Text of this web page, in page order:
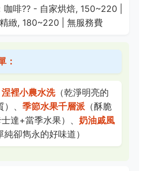
咖啡?? - 自家烘焙, 150~220 |
緻, 180~220 | 無服務費
：
裡小農水洗（乾淨明亮的
、 季節水果千層派 （酥脆
達+當季水果）、 奶油戚風
純卻雋永的好味道）